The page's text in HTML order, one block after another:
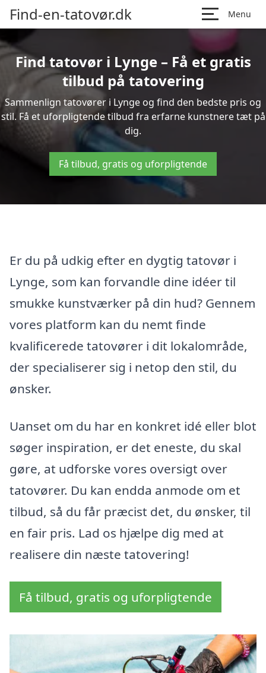
Find-en-tatovør.dk Menu
Find tatovør i Lynge – Få et gratis
tilbud på tatovering
Sammenlign tatovører i Lynge og find den bedste pris og
stil. Få et uforpligtende tilbud fra erfarne kunstnere tæt på
dig.
Få tilbud, gratis og uforpligtende
Er du på udkig efter en dygtig tatovør i
Lynge, som kan forvandle dine idéer til
smukke kunstværker på din hud? Gennem
vores platform kan du nemt finde
kvalificerede tatovører i dit lokalområde,
der specialiserer sig i netop den stil, du
ønsker.
Uanset om du har en konkret idé eller blot
søger inspiration, er det eneste, du skal
gøre, at udforske vores oversigt over
tatovører. Du kan endda anmode om et
tilbud, så du får præcist det, du ønsker, til
en fair pris. Lad os hjælpe dig med at
realisere din næste tatovering!
Få tilbud, gratis og uforpligtende